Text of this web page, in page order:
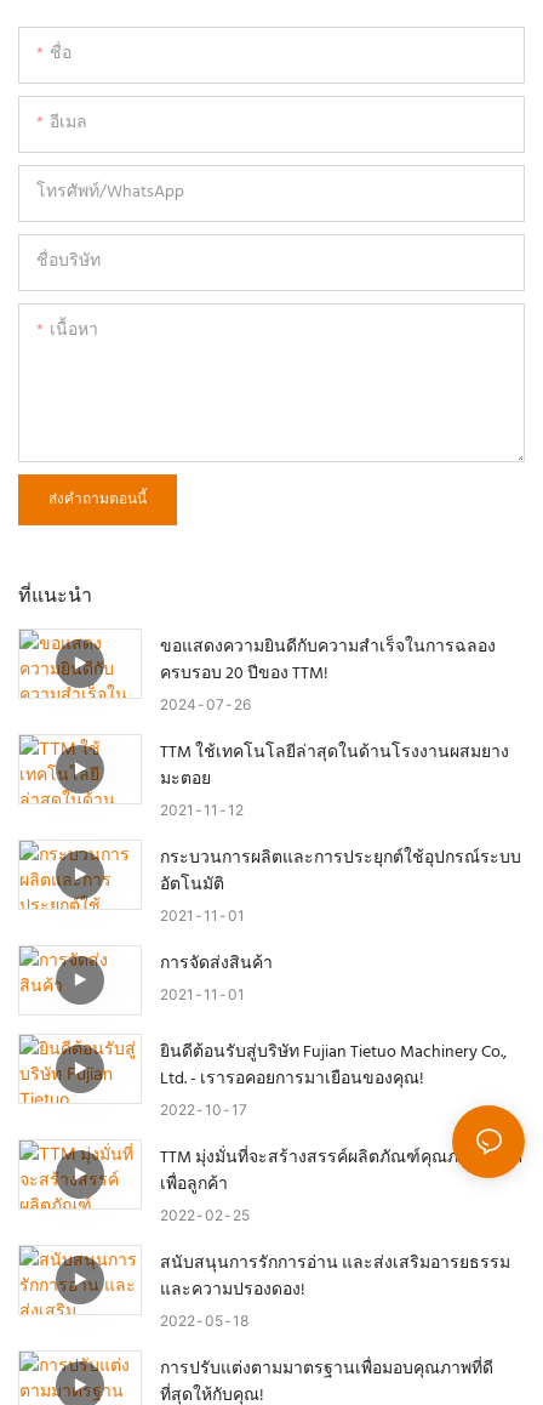
ชื่อ
อีเมล
โทรศัพท์/WhatsApp
ชื่อบริษัท
เนื้อหา
ส่งคำถามตอนนี้
ที่แนะนำ
ขอแสดงความยินดีกับความสำเร็จในการฉลอง
ครบรอบ 20 ปีของ TTM!
2024 07 26
TTM ใช้เทคโนโลยีล่าสุดในด้านโรงงานผสมยาง
มะตอย
2021 11 12
กระบวนการผลิตและการประยุกต์ใช้อุปกรณ์ระบบ
อัตโนมัติ
2021 11 01
การจัดส่งสินค้า
2021 11 01
ยินดีต้อนรับสู่บริษัท Fujian Tietuo Machinery Co.,
Ltd. - เรารอคอยการมาเยือนของคุณ!
2022 10 17
TTM มุ่งมั่นที่จะสร้างสรรค์ผลิตภัณฑ์คุณภาพดีที่สุด
เพื่อลูกค้า
2022 02 25
สนับสนุนการรักการอ่าน และส่งเสริมอารยธรรม
และความปรองดอง!
2022 05 18
การปรับแต่งตามมาตรฐานเพื่อมอบคุณภาพที่ดี
ที่สุดให้กับคุณ!